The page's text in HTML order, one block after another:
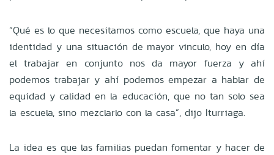
“Qué es lo que necesitamos como escuela, que haya una
identidad y una situación de mayor vinculo, hoy en día
el trabajar en conjunto nos da mayor fuerza y ahí
podemos trabajar y ahí podemos empezar a hablar de
equidad y calidad en la educación, que no tan solo sea
la escuela, sino mezclarlo con la casa”, dijo Iturriaga.
La idea es que las familias puedan fomentar y hacer de